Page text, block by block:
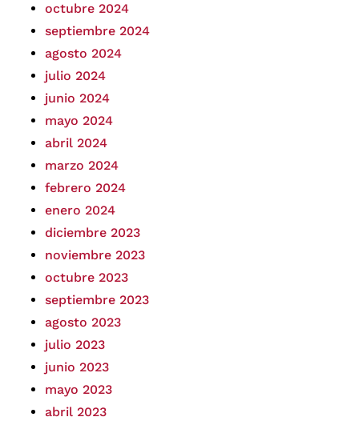
octubre 2024
septiembre 2024
agosto 2024
julio 2024
junio 2024
mayo 2024
abril 2024
marzo 2024
febrero 2024
enero 2024
diciembre 2023
noviembre 2023
octubre 2023
septiembre 2023
agosto 2023
julio 2023
junio 2023
mayo 2023
abril 2023